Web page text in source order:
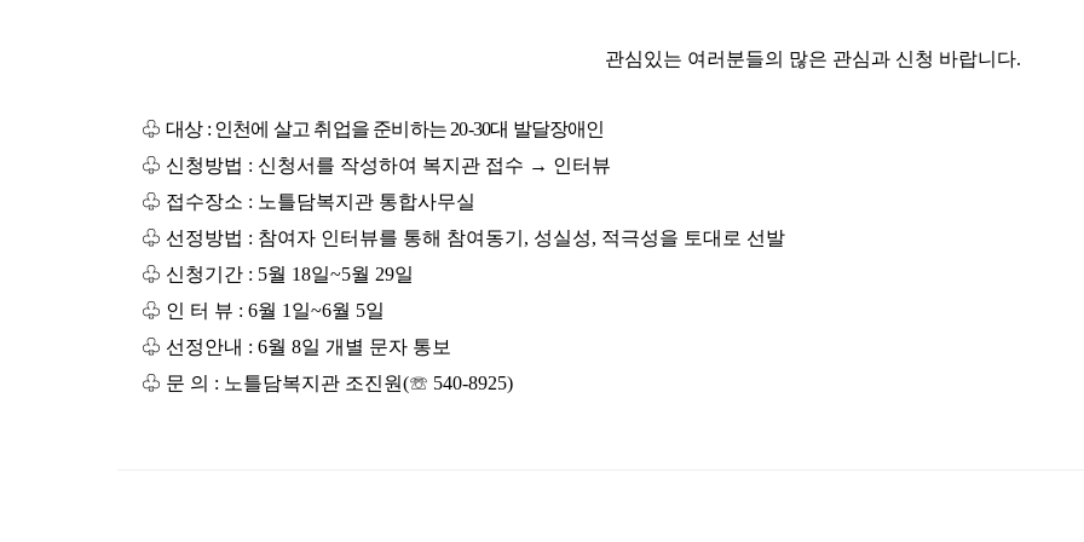
관심있는 여러분들의 많은 관심과 신청 바랍니다.
♧ 대상 : 인천에 살고 취업을 준비하는 20-30대 발달장애인
♧ 신청방법 : 신청서를 작성하여 복지관 접수 → 인터뷰
♧ 접수장소 : 노틀담복지관 통합사무실
♧ 선정방법 : 참여자 인터뷰를 통해 참여동기 , 성실성, 적극성을 토대로 선발
♧ 신청기간 : 5월 18일~5월 29일
♧ 인 터 뷰 : 6월 1 일~6월 5일
♧ 선정안내 : 6월 8일 개별 문자 통보
♧ 문 의 : 노틀담복지관 조진원(☏ 540-8925)